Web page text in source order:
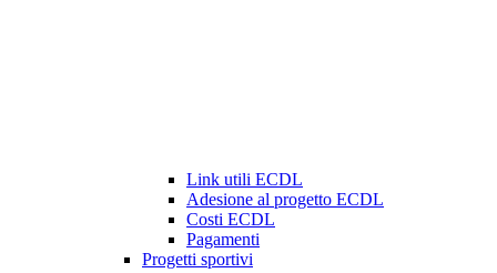
Link utili ECDL
Adesione al progetto ECDL
Costi ECDL
Pagamenti
Progetti sportivi